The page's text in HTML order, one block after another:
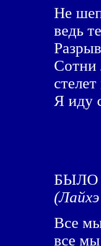
Не
ведь
Сотни
Я иду
БЫЛО
Все
все мы